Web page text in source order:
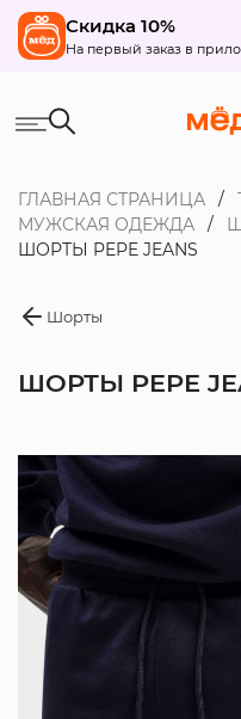
Скидка 10%
На первый заказ в
ГЛАВНАЯ СТРАНИЦА
МУЖСКАЯ ОДЕЖДА
ШОРТЫ PEPE JEANS
Шорты
ШОРТЫ PEPE